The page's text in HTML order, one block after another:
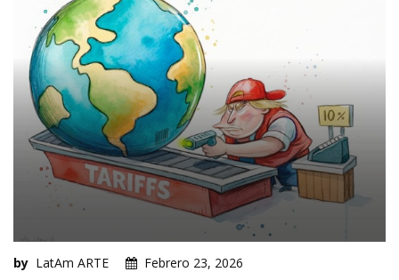
by LatAm ARTE
Febrero 23, 2026